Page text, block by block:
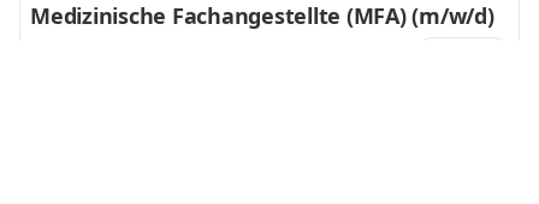
Medizinische Fachangestellte (MFA) (m/w/d)